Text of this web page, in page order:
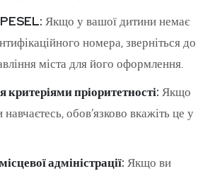
Якщо у вашої дитини немає
номера, зверніться до
міста для його оформлення.
критеріями пріоритетності: Якщо
обов’язково вкажіть це у
адміністрації: Якщо ви